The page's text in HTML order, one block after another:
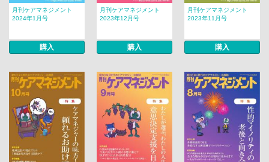
月刊ケアマネジメント
2024年1月号
購入
月刊ケアマネジメント
2023年12月号
購入
月刊ケアマネジメント
2023年11月号
購入